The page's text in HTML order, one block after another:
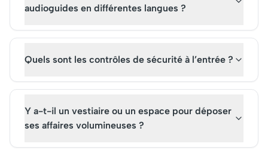
audioguides en différentes langues ?
Quels sont les contrôles de sécurité à l’entrée ?
Y a-t-il un vestiaire ou un espace pour déposer
ses affaires volumineuses ?